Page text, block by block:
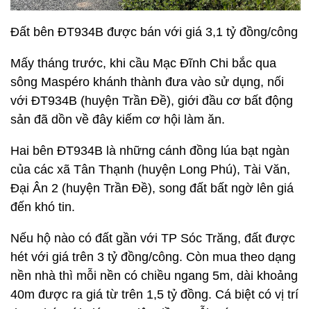
Đất bên ĐT934B được bán với giá 3,1 tỷ đồng/công
Mấy tháng trước, khi cầu Mạc Đĩnh Chi bắc qua
sông Maspéro khánh thành đưa vào sử dụng, nối
với ĐT934B (huyện Trần Đề), giới đầu cơ bất động
sản đã dồn về đây kiếm cơ hội làm ăn.
Hai bên ĐT934B là những cánh đồng lúa bạt ngàn
của các xã Tân Thạnh (huyện Long Phú), Tài Văn,
Đại Ân 2 (huyện Trần Đề), song đất bất ngờ lên giá
đến khó tin.
Nếu hộ nào có đất gần với TP Sóc Trăng, đất được
hét với giá trên 3 tỷ đồng/công. Còn mua theo dạng
nền nhà thì mỗi nền có chiều ngang 5m, dài khoảng
40m được ra giá từ trên 1,5 tỷ đồng. Cá biệt có vị trí